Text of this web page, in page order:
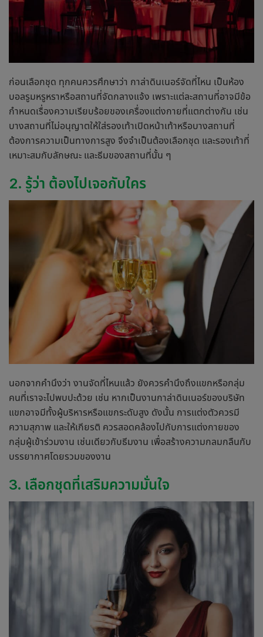
ก่อนเลือกชุด ทุกคนควรศึกษาว่า กาล่าดินเนอร์จัดที่ไหน เป็นห้อง
บอลรูมหรูหราหรือสถานที่จัดกลางแจ้ง เพราะแต่ละสถานที่อาจมีข้อ
กำหนดเรื่องความเรียบร้อยของเครื่องแต่งกายที่แตกต่างกัน เช่น
บางสถานที่ไม่อนุญาตให้ใส่รองเท้าเปิดหน้าเท้าหรือบางสถานที่
ต้องการความเป็นทางการสูง จึงจำเป็นต้องเลือกชุด และรองเท้าที่
เหมาะสมกับลักษณะ และธีมของสถานที่นั้น ๆ
2. รู้ว่า ต้องไปเจอกับใคร
นอกจากคำนึงว่า งานจัดที่ไหนแล้ว ยังควรคำนึงถึงแขกหรือกลุ่ม
คนที่เราจะไปพบปะด้วย เช่น หากเป็นงานกาล่าดินเนอร์ของบริษัท
แขกอาจมีทั้งผู้บริหารหรือแขกระดับสูง ดังนั้น การแต่งตัวควรมี
ความสุภาพ และให้เกียรติ ควรสอดคล้องไปกับการแต่งกายของ
กลุ่มผู้เข้าร่วมงาน เช่นเดียวกับธีมงาน เพื่อสร้างความกลมกลืนกับ
บรรยากาศโดยรวมของงาน
3. เลือกชุดที่เสริมความมั่นใจ